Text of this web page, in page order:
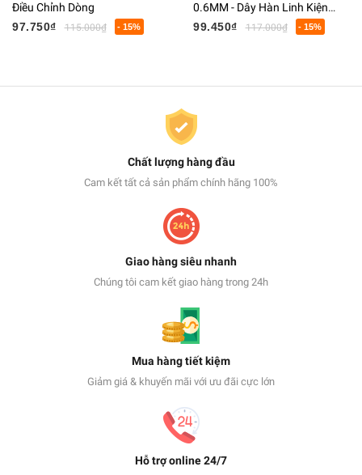
Điều Chỉnh Dòng
97.750₫
115.000₫ - 15%
0.6MM - Dây Hàn Linh Kiện
Điện Tử Có Lõi Flux
99.450₫ 117.000₫ - 15%
Chất lượng hàng đầu
Cam kết tất cả sản phẩm chính hãng 100%
Giao hàng siêu nhanh
Chúng tôi cam kết giao hàng trong 24h
Mua hàng tiết kiệm
Giảm giá & khuyến mãi với ưu đãi cực lớn
Hỗ trợ online 24/7